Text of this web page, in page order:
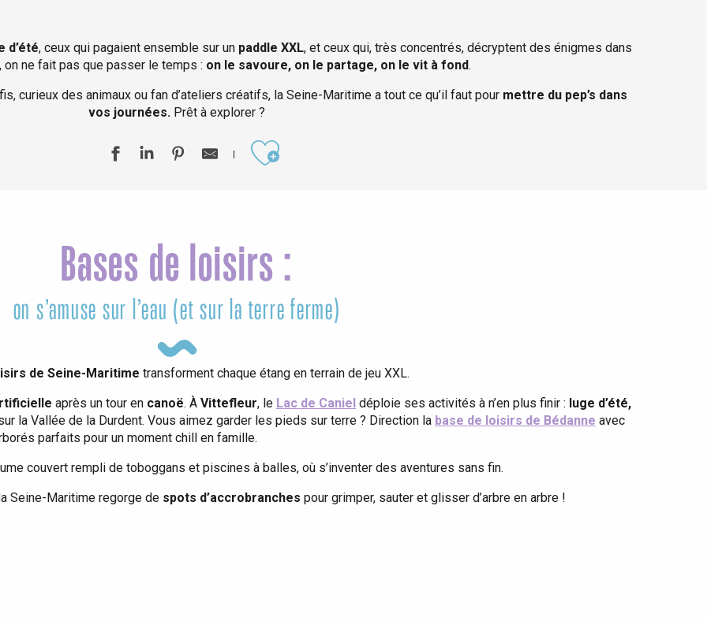
d’été, ceux qui pagaient ensemble sur un paddle XXL, et ceux qui, très concentrés, décryptent des énigmes dans
on ne fait pas que passer le temps : on le savoure, on le partage, on le vit à fond.
curieux des animaux ou fan d’ateliers créatifs, la Seine-Maritime a tout ce qu’il faut pour mettre du pep’s dans
vos journées. Prêt à explorer ?
Bases de loisirs :
on s’amuse sur l’eau (et sur la terre ferme)
de Seine-Maritime transforment chaque étang en terrain de jeu XXL.
après un tour en canoë. À Vittefleur, le Lac de Caniel déploie ses activités à n’en plus finir : luge d’été,
la Vallée de la Durdent. Vous aimez garder les pieds sur terre ? Direction la base de loisirs de Bédanne avec
parfaits pour un moment chill en famille.
couvert rempli de toboggans et piscines à balles, où s’inventer des aventures sans fin.
Seine-Maritime regorge de spots d’accrobranches pour grimper, sauter et glisser d’arbre en arbre !